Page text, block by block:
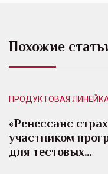
Похожие
ПРОДУКТОВАЯ
«Ренессанс
участником
для тестовых…